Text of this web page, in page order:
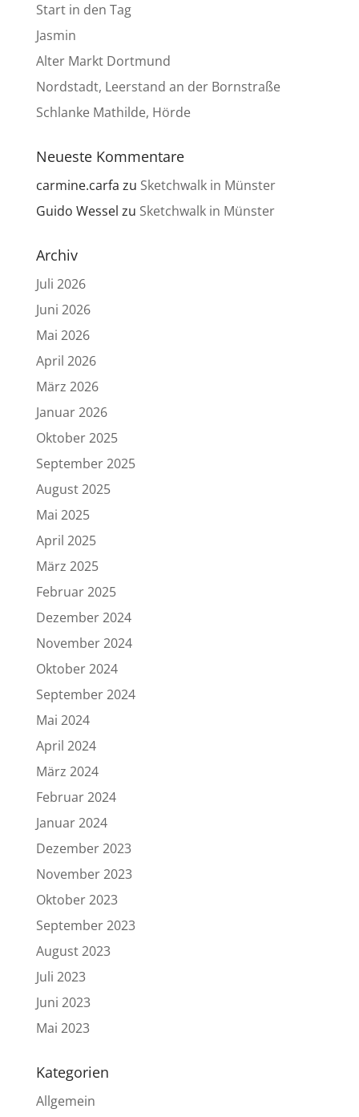
Start in den Tag
Jasmin
Alter Markt Dortmund
Nordstadt, Leerstand an der Bornstraße
Schlanke Mathilde, Hörde
Neueste Kommentare
carmine.carfa zu Sketchwalk in Münster
Guido Wessel zu Sketchwalk in Münster
Archiv
Juli 2026
Juni 2026
Mai 2026
April 2026
März 2026
Januar 2026
Oktober 2025
September 2025
August 2025
Mai 2025
April 2025
März 2025
Februar 2025
Dezember 2024
November 2024
Oktober 2024
September 2024
Mai 2024
April 2024
März 2024
Februar 2024
Januar 2024
Dezember 2023
November 2023
Oktober 2023
September 2023
August 2023
Juli 2023
Juni 2023
Mai 2023
Kategorien
Allgemein